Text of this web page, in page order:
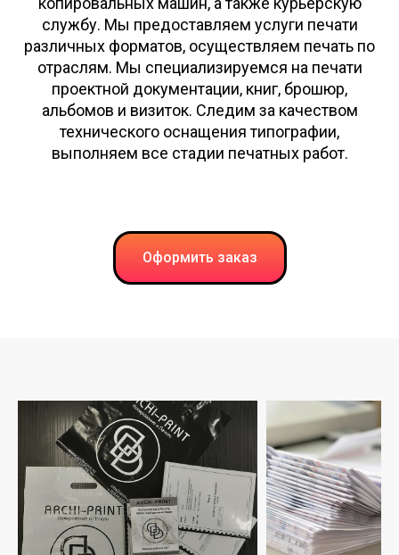
службу. Мы предоставляем услуги печати
различных форматов, осуществляем печать по
отраслям. Мы специализируемся на печати
проектной документации, книг, брошюр,
альбомов и визиток. Следим за качеством
технического оснащения типографии,
выполняем все стадии печатных работ.
Оформить заказ